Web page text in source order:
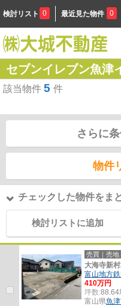
検討リスト 0 最近見た物件 0
セブンイレブン魚津
該当物件 5 件
さらに
物件
チェックした物件をま
検討リストに追加
売買｜売地
大海寺新
富山地方
410万円
坪数:88.64
富山県魚